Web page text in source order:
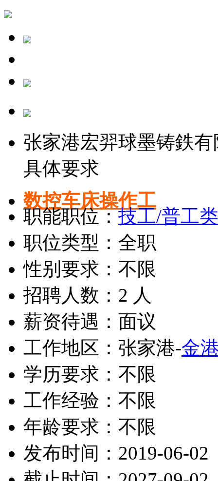
张家港宏羿球墨铸鉄
具体要求
数控车床操作工
职能职位：技工/普工类
职位类型：全职
性别要求：不限
招聘人数：2 人
薪资待遇：面议
工作地区：张家港-金
学历要求：不限
工作经验：不限
年龄要求：不限
发布时间：2019-06-02